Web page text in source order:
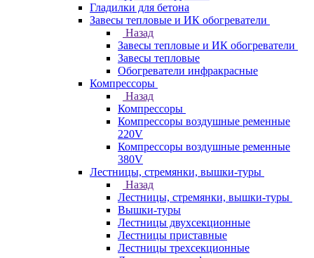
Гладилки для бетона
Завесы тепловые и ИК обогреватели
Назад
Завесы тепловые и ИК обогреватели
Завесы тепловые
Обогреватели инфракрасные
Компрессоры
Назад
Компрессоры
Компрессоры воздушные ременные
220V
Компрессоры воздушные ременные
380V
Лестницы, стремянки, вышки-туры
Назад
Лестницы, стремянки, вышки-туры
Вышки-туры
Лестницы двухсекционные
Лестницы приставные
Лестницы трехсекционные